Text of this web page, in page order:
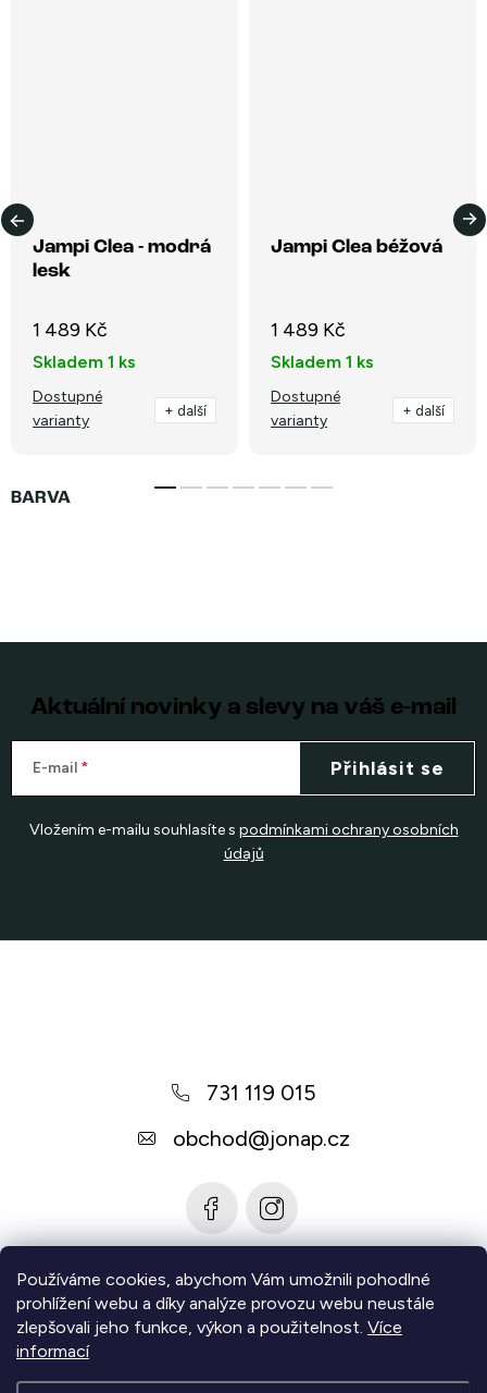
Používáme cookies, abychom Vám umožnili pohodlné
prohlížení webu a díky analýze provozu webu neustále
zlepšovali jeho funkce, výkon a použitelnost. Více
informací
Jampi Clea - modrá
lesk
1 489 Kč
Skladem 1 ks
Dostupné
varianty
+ další
Jampi Clea béžová
1 489 Kč
Skladem 1 ks
Dostupné
varianty
+ další
Aktuální novinky a slevy na váš e-mail
E-mail
Vložením e-mailu souhlasíte s podmínkami ochrany osobních
údajů
Přihlásit se
731 119 015
obchod@jonap.cz
Informace pro vás
Zjistěte více